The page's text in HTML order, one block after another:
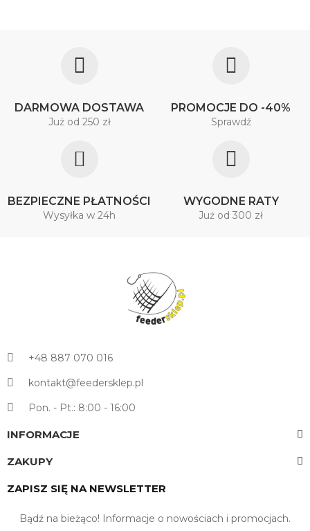
DARMOWA DOSTAWA
Już od 250 zł
PROMOCJE DO -40%
Sprawdź
BEZPIECZNE PŁATNOŚCI
Wysyłka w 24h
WYGODNE RATY
Już od 300 zł
+48 887 070 016
kontakt@feedersklep.pl
Pon. - Pt.: 8:00 - 16:00
INFORMACJE
ZAKUPY
ZAPISZ SIĘ NA NEWSLETTER
Bądź na bieżąco! Informacje o nowościach i promocjach.